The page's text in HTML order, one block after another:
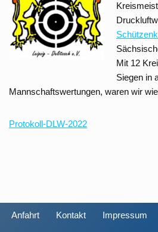
Mit 12
Siegen in
Mannschaftswertungen, waren wir
Protokoll-DLW-2022
Anfahrt Kontakt Impressum